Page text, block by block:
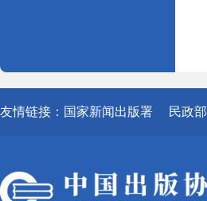
友情链接： 国家新闻出版署 民政部